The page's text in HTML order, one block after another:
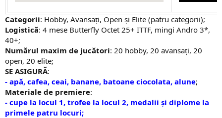
Categorii: Hobby, Avansați, Open și Elite (patru categorii);
Logistică: 4 mese Butterfly Octet 25+ ITTF, mingi Andro 3*,
40+;
Numărul maxim de jucători: 20 hobby, 20 avansați, 20
open, 20 elite;
SE ASIGURĂ:
- apă, cafea, ceai, banane, batoane ciocolata, alune;
Materiale de premiere:
- cupe la locul 1, trofee la locul 2, medalii și diplome la
primele patru locuri;